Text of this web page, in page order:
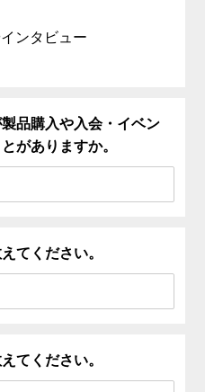
ンタビュー
品購入や入会・イベン
がありますか。
てください。
てください。